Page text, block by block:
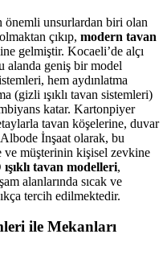
önemli unsurlardan biri olan
çıkıp, modern tavan
gelmiştir. Kocaeli’de alçı
alanda geniş bir model
hem aydınlatma
(gizli ışıklı tavan sistemleri)
katar. Kartonpiyer
tavan köşelerine, duvar
İnşaat olarak, bu
ve müşterinin kişisel zevkine
tavan modelleri,
alanlarında sıcak ve
tercih edilmektedir.
ile Mekanları